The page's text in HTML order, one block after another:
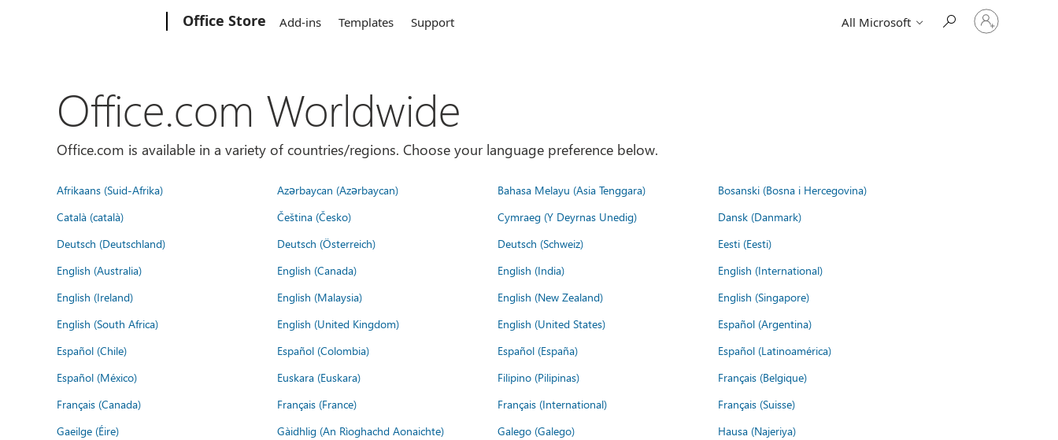
Office Store Add-ins Templates Support All Microsoft
Sign
in
Office.com Worldwide
Office.com is available in a variety of countries/regions. Choose your language preference below.
Afrikaans (Suid-Afrika) Azərbaycan (Azərbaycan) Bahasa Melayu (Asia Tenggara)
Bosanski (Bosna i Hercegovina)
Català (català)
Čeština (Česko) Cymraeg (Y Deyrnas Unedig)
Dansk (Danmark)
Deutsch (Deutschland)
Deutsch (Österreich) Deutsch (Schweiz)
Eesti (Eesti)
English (Australia)
English (Canada) English (India)
English (International)
English (Ireland)
English (Malaysia) English (New Zealand)
English (Singapore)
English (South Africa)
English (United Kingdom) English (United States)
Español (Argentina)
Español (Chile)
Español (Colombia) Español (España)
Español (Latinoamérica)
Español (México)
Euskara (Euskara) Filipino (Pilipinas)
Français (Belgique)
Français (Canada)
Français (France) Français (International)
Français (Suisse)
Gaeilge (Éire)
Gàidhlig (An Rìoghachd Aonaichte) Galego (Galego)
Hausa (Najeriya)